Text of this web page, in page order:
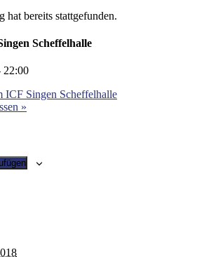
hat bereits stattgefunden.
Scheffelhalle
22:00
ICF Singen Scheffelhalle
»